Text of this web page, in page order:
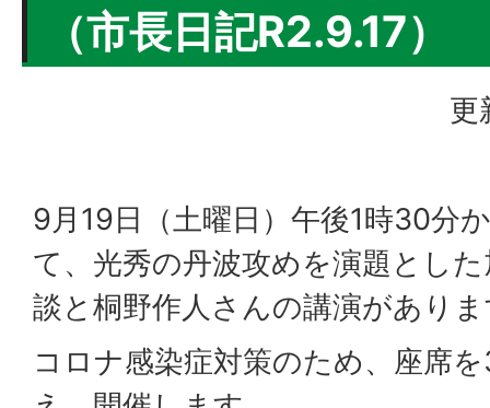
（市長日記R2.9.17）
更
9月19日（土曜日）午後1時30分
て、光秀の丹波攻めを演題とし
談と桐野作人さんの講演があり
コロナ感染症対策のため、座席